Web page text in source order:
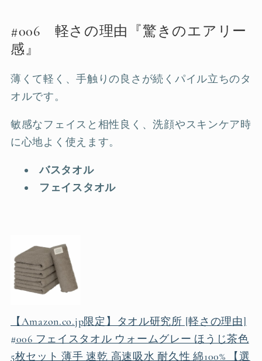
#006 軽さの理由『驚きのエアリー
感』
薄くて軽く、手触りの良さが続くパイル立ちのタ
オルです。
敏感なフェイスと相性良く、洗顔やスキンケア時
に心地よく使えます。
バスタオル
フェイスタオル
【Amazon.co.jp限定】タオル研究所 [軽さの理由]
#006 フェイスタオル ウォームグレー ほうじ茶色
5枚セット 薄手 速乾 高速吸水 耐久性 綿100% 【選